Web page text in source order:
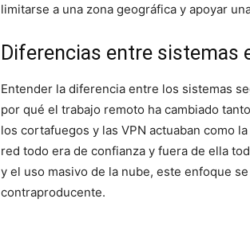
limitarse a una zona geográfica y apoyar
Diferencias entre sistemas
Entender la diferencia entre los sistemas
por qué el trabajo remoto ha cambiado
los cortafuegos y las VPN actuaban como
red todo era de confianza y fuera de ella
y el uso masivo de la nube, este enfoque
contraproducente.